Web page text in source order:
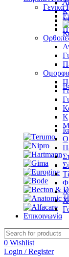
Επικοινωνία
0 Wishlist
Login / Register
Γενικά